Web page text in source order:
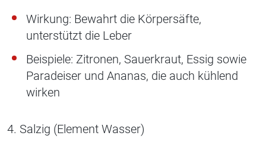
Wirkung: Bewahrt die Körpersäfte,
unterstützt die Leber
Beispiele: Zitronen, Sauerkraut, Essig sowie
Paradeiser und Ananas, die auch kühlend
wirken
4. Salzig (Element Wasser)